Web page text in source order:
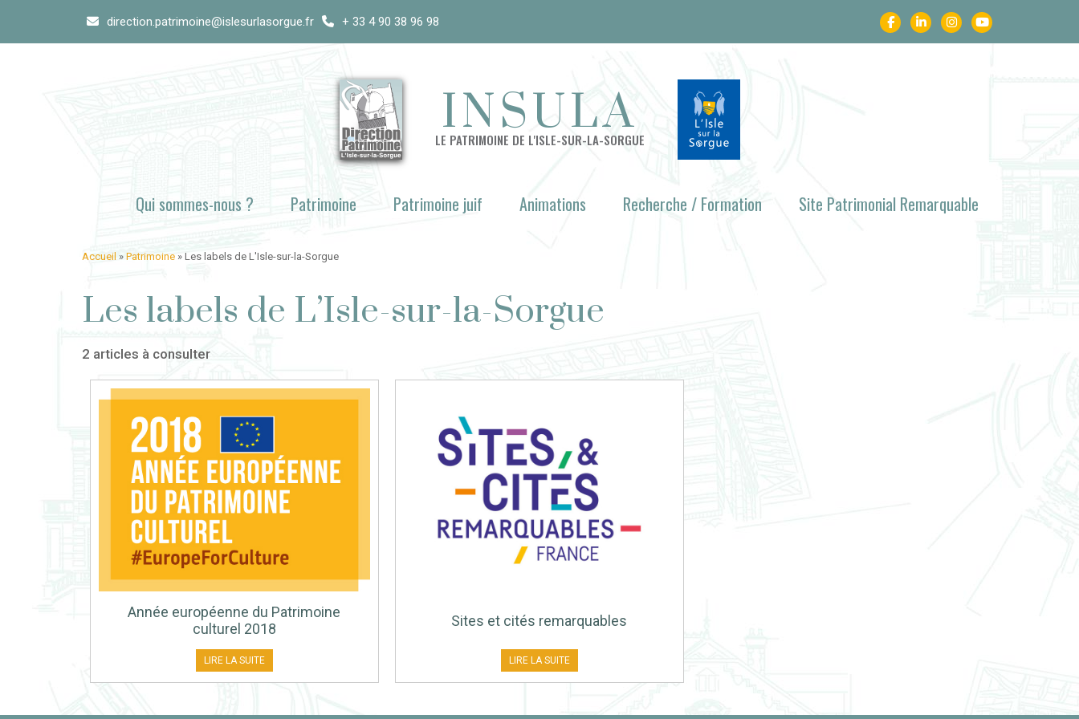
content
direction.patrimoine@islesurlasorgue.fr + 33 4 90 38 96 98
INSULA
LE PATRIMOINE DE L'ISLE-SUR-LA-SORGUE
Qui sommes-nous ? Patrimoine Patrimoine juif Animations Recherche / Formation Site Patrimonial Remarquable
Accueil » Patrimoine » Les labels de L'Isle-sur-la-Sorgue
Les labels de L’Isle-sur-la-Sorgue
2 articles à consulter
Année européenne du Patrimoine
culturel 2018
LIRE LA SUITE
Sites et cités remarquables
LIRE LA SUITE